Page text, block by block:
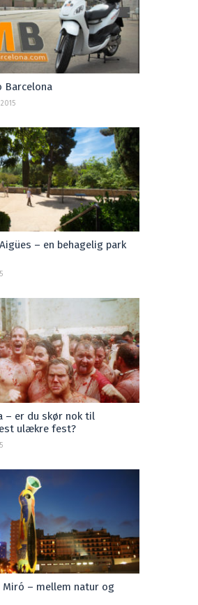
Barcelona
– en behagelig park
– er du skør nok til
ulækre fest?
Miró – mellem natur og